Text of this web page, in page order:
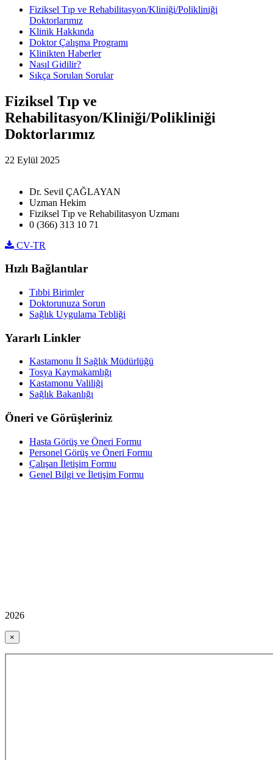
Fiziksel Tıp ve Rehabilitasyon/Kliniği/Polikliniği
Doktorlarımız
Klinik Hakkında
Doktor Çalışma Programı
Klinikten Haberler
Nasıl Gidilir?
Sıkça Sorulan Sorular
Fiziksel Tıp ve
Rehabilitasyon/Kliniği/Polikliniği
Doktorlarımız
22 Eylül 2025
Dr. Sevil ÇAĞLAYAN
Uzman Hekim
Fiziksel Tıp ve Rehabilitasyon Uzmanı
0 (366) 313 10 71
CV-TR
Hızlı Bağlantılar
Tıbbi Birimler
Doktorunuza Sorun
Sağlık Uygulama Tebliği
Yararlı Linkler
Kastamonu İl Sağlık Müdürlüğü
Tosya Kaymakamlığı
Kastamonu Valiliği
Sağlık Bakanlığı
Öneri ve Görüşleriniz
Hasta Görüş ve Öneri Formu
Personel Görüş ve Öneri Formu
Çalışan İletişim Formu
Genel Bilgi ve İletişim Formu
2026
×